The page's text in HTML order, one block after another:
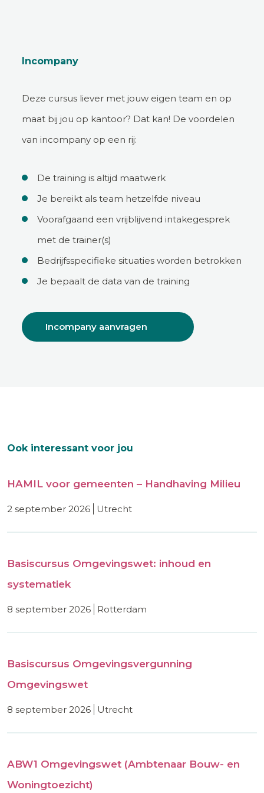
Incompany
Deze cursus liever met jouw eigen team en op
maat bij jou op kantoor? Dat kan! De voordelen
van incompany op een rij:
De training is altijd maatwerk
Je bereikt als team hetzelfde niveau
Voorafgaand een vrijblijvend intakegesprek
met de trainer(s)
Bedrijfsspecifieke situaties worden betrokken
Je bepaalt de data van de training
Incompany aanvragen
Ook interessant voor jou
HAMIL voor gemeenten – Handhaving Milieu
2 september 2026 utrecht
Basiscursus Omgevingswet: inhoud en
systematiek
8 september 2026 rotterdam
Basiscursus Omgevingsvergunning
Omgevingswet
8 september 2026 utrecht
ABW1 Omgevingswet (Ambtenaar Bouw- en
Woningtoezicht)